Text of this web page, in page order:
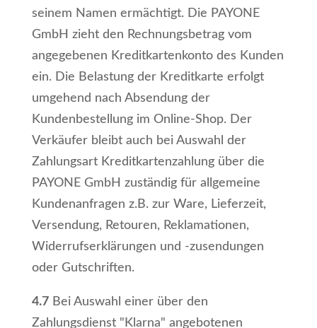
seinem Namen ermächtigt. Die PAYONE
GmbH zieht den Rechnungsbetrag vom
angegebenen Kreditkartenkonto des Kunden
ein. Die Belastung der Kreditkarte erfolgt
umgehend nach Absendung der
Kundenbestellung im Online-Shop. Der
Verkäufer bleibt auch bei Auswahl der
Zahlungsart Kreditkartenzahlung über die
PAYONE GmbH zuständig für allgemeine
Kundenanfragen z.B. zur Ware, Lieferzeit,
Versendung, Retouren, Reklamationen,
Widerrufserklärungen und -zusendungen
oder Gutschriften.
4.7Bei Auswahl einer über den
Zahlungsdienst "Klarna" angebotenen